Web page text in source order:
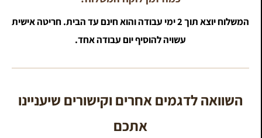
המשלוח יוצא תוך 2 ימי עבודה והוא חינם עד הבית. חריטה אישית
עשויה להוסיף יום עבודה אחד.
השוואה לדגמים אחרים וקישורים שיעניינו
אתכם